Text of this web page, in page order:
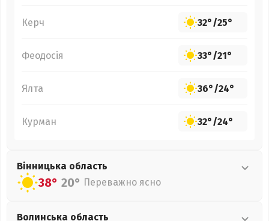
Керч 32°/25°
Феодосія 33°/21°
Ялта 36°/24°
Курман 32°/24°
Вінницька область
38° 20° Переважно ясно
Волинська область